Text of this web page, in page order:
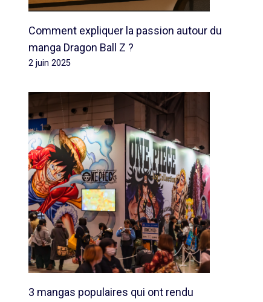
Comment expliquer la passion autour du
manga Dragon Ball Z ?
2 juin 2025
3 mangas populaires qui ont rendu